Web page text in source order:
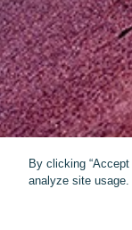
By clicking
analyze site usage.